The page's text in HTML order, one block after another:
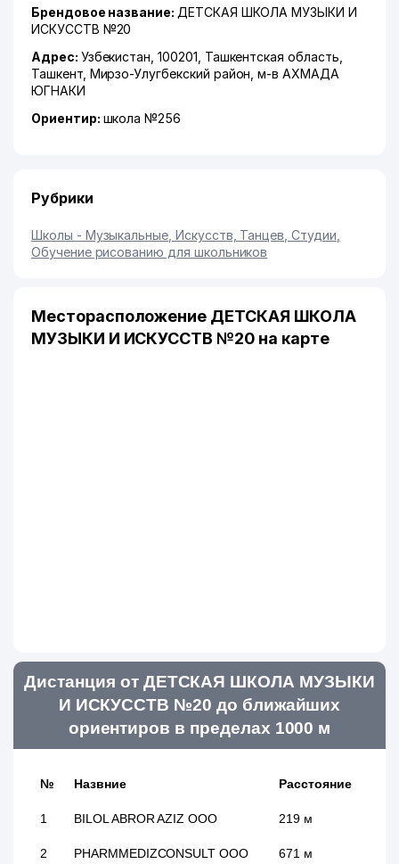
Брендовое название: ДЕТСКАЯ ШКОЛА МУЗЫКИ И
ИСКУССТВ №20
Адрес: Узбекистан, 100201, Ташкентская область
Ташкент, Мирзо-Улугбекский район ,м-в АХМАДА
ЮГНАКИ
Ориентир: школа №256
Рубрики
Школы - Музыкальные, Искусств, Танцев, Студии
Обучение рисованию для школьников
Месторасположение ДЕТСКАЯ ШКОЛА
МУЗЫКИ И ИСКУССТВ №20 на карте
Дистанция от ДЕТСКАЯ ШКОЛА МУЗЫКИ
И ИСКУССТВ №20 до ближайших
ориентиров в пределах 1000 м
№ Назвние Расстояние
1 BILOL ABROR AZIZ ООО 219 м
2 PHARMMEDIZCONSULT ООО 671 м